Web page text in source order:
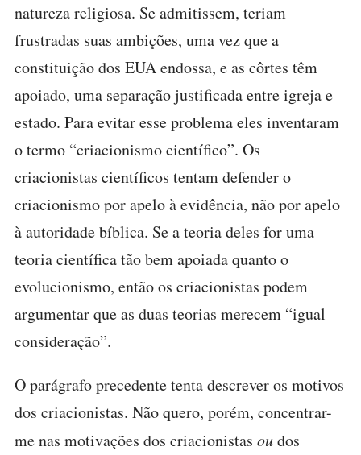
natureza religiosa. Se admitissem, teriam
frustradas suas ambições, uma vez que a
constituição dos EUA endossa, e as côrtes têm
apoiado, uma separação justificada entre igreja e
estado. Para evitar esse problema eles inventaram
o termo “criacionismo científico”. Os
criacionistas científicos tentam defender o
criacionismo por apelo à evidência, não por apelo
à autoridade bíblica. Se a teoria deles for uma
teoria científica tão bem apoiada quanto o
evolucionismo, então os criacionistas podem
argumentar que as duas teorias merecem “igual
consideração”.
O parágrafo precedente tenta descrever os motivos
dos criacionistas. Não quero, porém, concentrar-
me nas motivações dos criacionistas oudos